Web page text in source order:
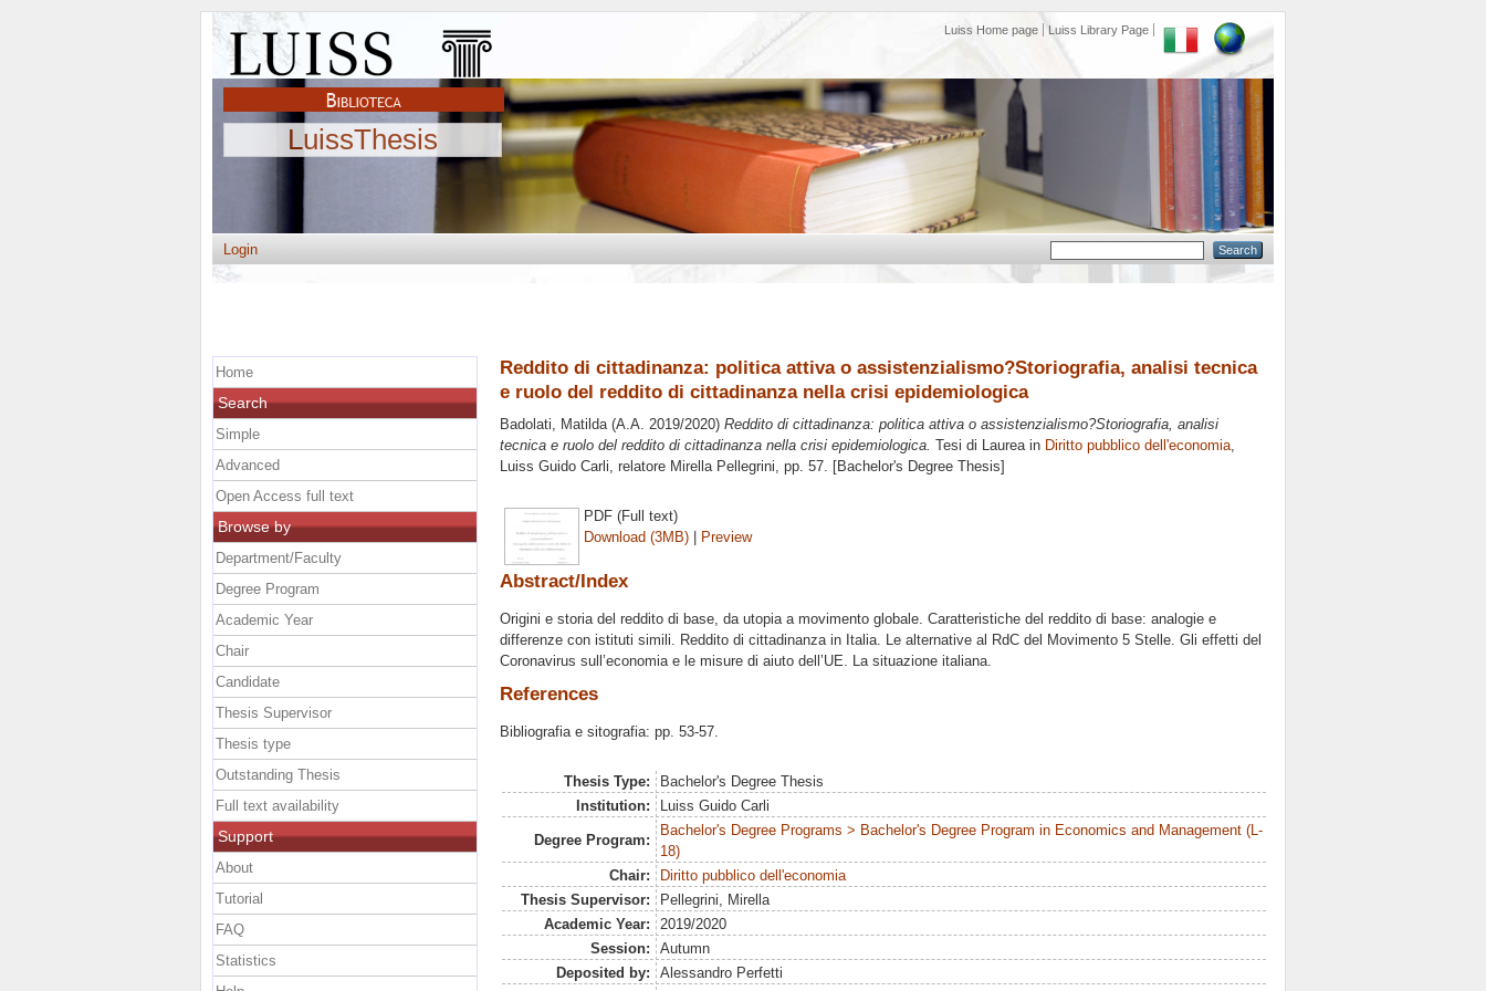
Luiss Home page Luiss Library Page
LuissThesis
Login
Reddito di cittadinanza: politica attiva o assistenzialismo?Storiografia, analisi tecnica
e ruolo del reddito di cittadinanza nella crisi epidemiologica
Badolati, Matilda(A.A. 2019/2020) Reddito di cittadinanza: politica attiva o assistenzialismo?Storiografia, analisi
tecnica e ruolo del reddito di cittadinanza nella crisi epidemiologica. Tesi di Laurea in Diritto pubblico dell'economia,
Luiss Guido Carli, relatore Mirella Pellegrini, pp. 57. [Bachelor's Degree Thesis]
PDF (Full text)
Download (3MB) | Preview
Abstract/Index
Origini e storia del reddito di base, da utopia a movimento globale. Caratteristiche del reddito di base: analogie e
differenze con istituti simili. Reddito di cittadinanza in Italia. Le alternative al RdC del Movimento 5 Stelle. Gli effetti del
Coronavirus sull’economia e le misure di aiuto dell’UE. La situazione italiana.
References
Bibliografia e sitografia: pp. 53-57.
Thesis Type:
Bachelor's Degree Thesis
Institution:
Luiss Guido Carli
Degree Program:
Bachelor's Degree Programs > Bachelor's Degree Program in Economics and Management (L-
18)
Chair:
Diritto pubblico dell'economia
Thesis Supervisor:
Pellegrini, Mirella
Academic Year:
2019/2020
Session:
Autumn
Deposited by:
Alessandro Perfetti
Home
Search
Simple
Advanced
Open Access full text
Browse by
Department/Faculty
Degree Program
Academic Year
Chair
Candidate
Thesis Supervisor
Thesis type
Outstanding Thesis
Full text availability
Support
About
Tutorial
FAQ
Statistics